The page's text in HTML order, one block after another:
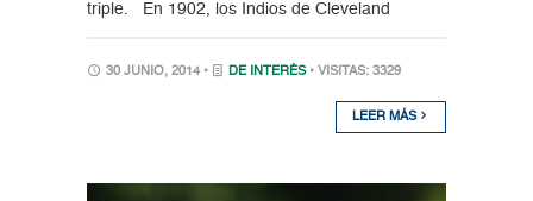
triple. En 1902, los Indios de Cleveland
30 JUNIO, 2014 • DE INTERÉS • VISITAS: 3329
LEER MÁS